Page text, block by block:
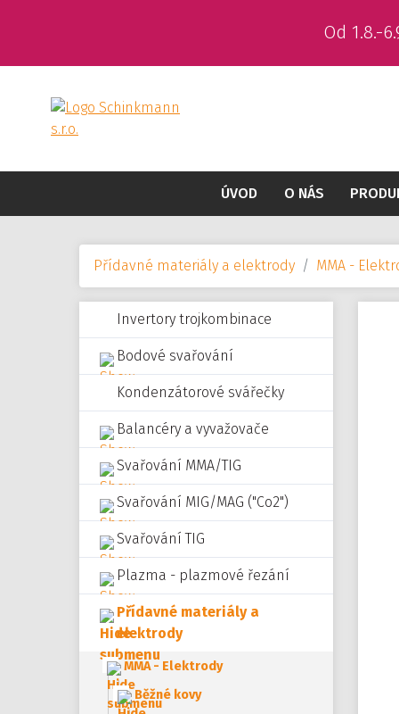
Od 1.8.-
ÚVOD O NÁS
Přídavné materiály a elektrody MMA -
Invertory trojkombinace
Bodové svařování
Kondenzátorové svářečky
Balancéry a vyvažovače
Svařování MMA/TIG
Svařování MIG/MAG ("Co2")
Svařování TIG
Plazma - plazmové řezání
Přídavné materiály a
elektrody
MMA - Elektrody
Běžné kovy